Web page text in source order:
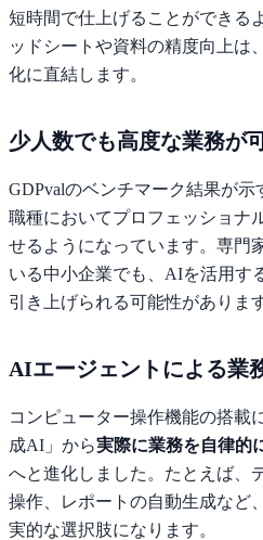
短時間で仕上げることができる
ッドシートや資料の精度向上は
化に直結します。
少人数でも高度な業務が
GDPvalのベンチマーク結果が示
職種においてプロフェッショナ
せるようになっています。専門
いる中小企業でも、AIを活用す
引き上げられる可能性があります
AIエージェントによる業
コンピューター操作機能の搭載
成AI」から実際に業務を自律的
へと進化しました。たとえば、
操作、レポートの自動生成など
実的な選択肢になります。